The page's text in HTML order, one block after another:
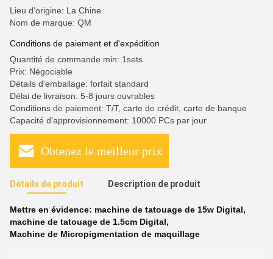
Lieu d'origine: La Chine
Nom de marque: QM
Conditions de paiement et d'expédition
Quantité de commande min: 1sets
Prix: Négociable
Détails d'emballage: forfait standard
Délai de livraison: 5-8 jours ouvrables
Conditions de paiement: T/T, carte de crédit, carte de banque
Capacité d'approvisionnement: 10000 PCs par jour
Obtenez le meilleur prix
Détails de produit Description de produit
Mettre en évidence: machine de tatouage de 15w Digital,
machine de tatouage de 1.5cm Digital,
Machine de Micropigmentation de maquillage